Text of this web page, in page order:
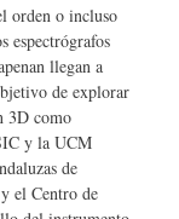
orden o incluso
espectrógrafos
llegan a
de explorar
3D como
y la UCM
de
el Centro de